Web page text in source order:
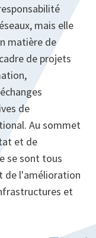
mais elle
matière de
de projets
de
Au sommet
et de
se sont tous
de l'amélioration
et